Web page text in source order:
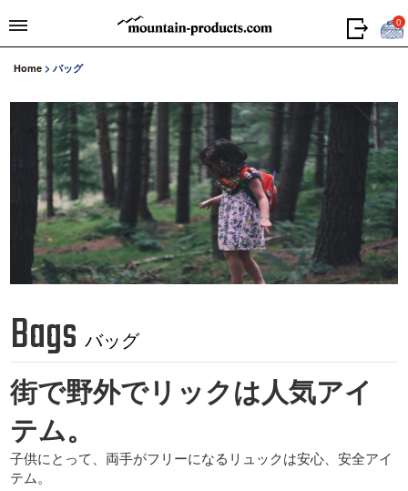
0
Home > バッグ
Bags バッグ
街で野外でリックは人気アイ
テム。
子供にとって、両手がフリーになるリュックは安心、安全アイ
テム。